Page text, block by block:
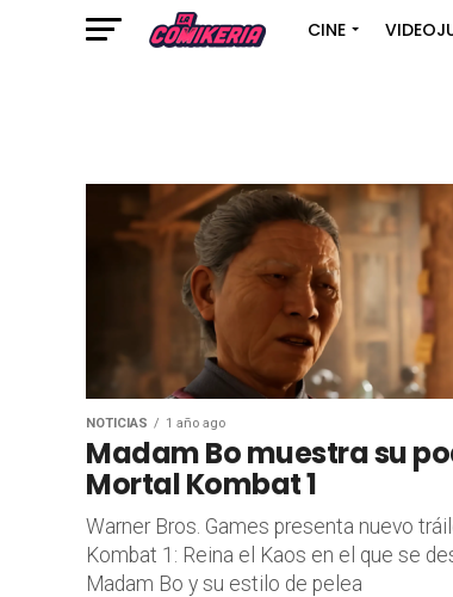
CINE
NOTICIAS 1 año ago
Madam Bo muestra su
Mortal Kombat 1
Warner Bros. Games presenta nuevo
Kombat 1: Reina el Kaos en el que se
Madam Bo y su estilo de pelea